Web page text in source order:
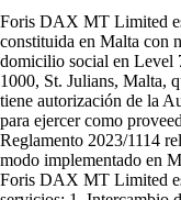
Foris DAX MT Limited
constituida en Malta con
domicilio social en
1000, St. Julians, Malta,
tiene autorización de la
para ejercer como
Reglamento 2023/1114
modo implementado en
Foris DAX MT Limited